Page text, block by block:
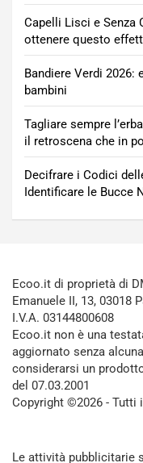
Capelli Lisci e Senza
ottenere questo
Bandiere Verdi
bambini
Tagliare sempre
il retroscena che in
Decifrare i Codici
Identificare le Bucce
Ecoo.it di proprietà di
Emanuele II, 13, 03018
I.V.A. 03144800608
Ecoo.it non è una
aggiornato senza
considerarsi un
del 07.03.2001
Copyright ©2026 - Tutti
Le attività pubblicitarie